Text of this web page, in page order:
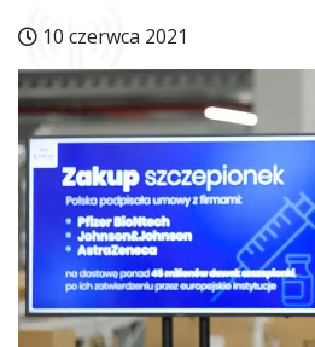
10 czerwca 2021